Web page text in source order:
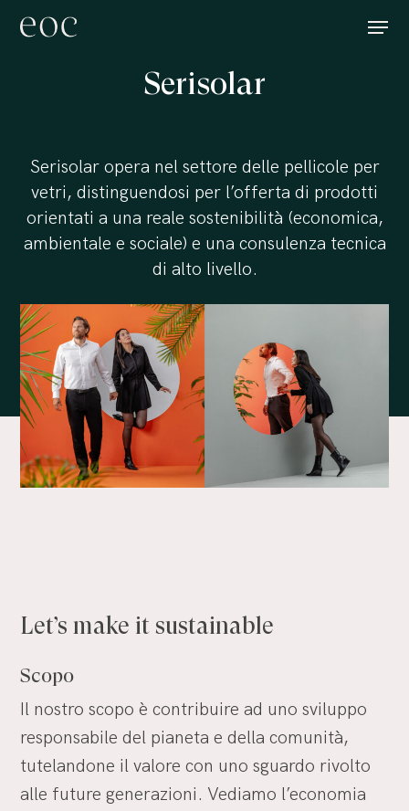
Skip
Menu
Serisolar
Serisolar opera nel settore delle pellicole per
vetri, distinguendosi per l’offerta di prodotti
orientati a una reale sostenibilità (economica,
ambientale e sociale) e una consulenza tecnica
di alto livello.
Let’s make it sustainable
Scopo
Il nostro scopo è contribuire ad uno sviluppo
responsabile del pianeta e della comunità,
tutelandone il valore con uno sguardo rivolto
alle future generazioni. Vediamo l’economia